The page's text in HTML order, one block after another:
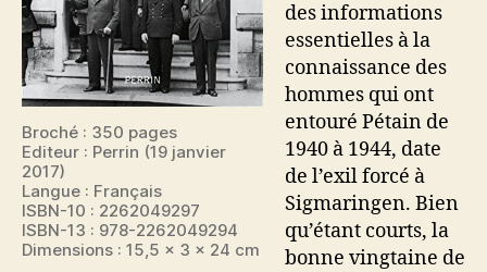
Broché : 350 pages
Editeur : Perrin (19 janvier
2017)
Langue : Français
ISBN-10 : 2262049297
ISBN-13 : 978-2262049294
Dimensions : 15,5 x 3 x 24 cm
des informations
essentielles à la
connaissance des
hommes qui ont
entouré Pétain de
1940 à 1944, date
de l’exil forcé à
Sigmaringen. Bien
qu’étant courts, la
bonne vingtaine de